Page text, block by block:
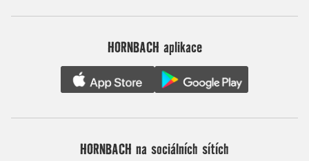
HORNBACH aplikace
HORNBACH na sociálních sítích